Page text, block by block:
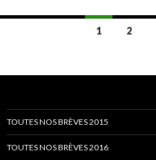
articles
1 2
TOUTES NOS BRÈVES 2015
TOUTES NOS BRÈVES 2016